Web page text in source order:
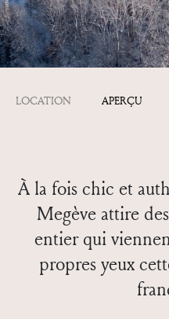
LOCATION APERÇU
À la fois chic et
Megève attire
entier qui
propres yeux